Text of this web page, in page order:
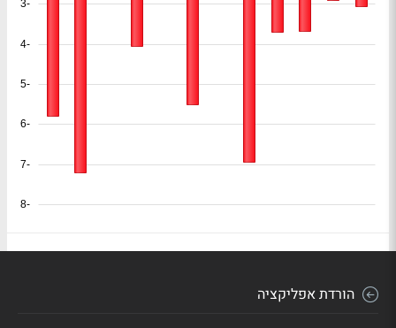
-8
-7
-6
-5
-4
-3
הורדת אפליקציה